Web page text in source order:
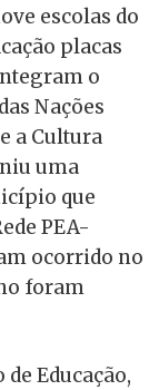
escolas do
placas
o
Nações
a Cultura
uma
que
PEA-
ocorrido no
foram
Educação,